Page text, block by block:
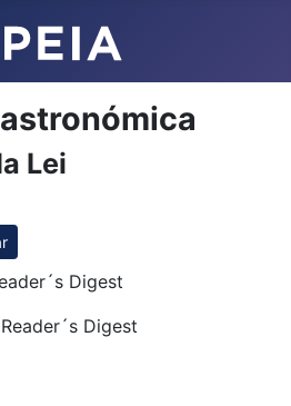
Lei
Digest
Digest